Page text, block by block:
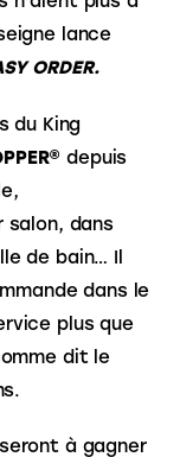
lance
ORDER.
du King
depuis
dans
de bain… Il
dans le
plus que
dit le
à gagner